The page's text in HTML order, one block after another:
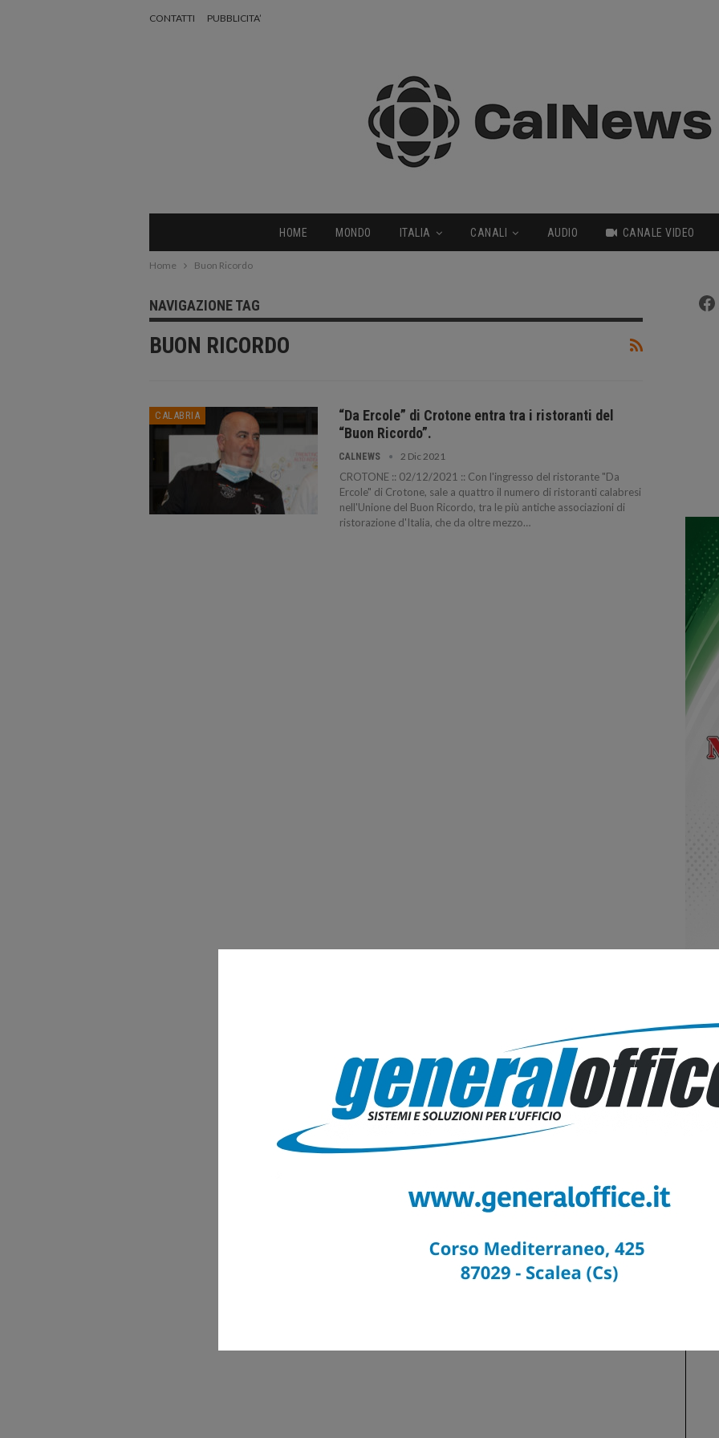
CONTATTI PUBBLICITA’
HOME MONDO ITALIA CANALI AUDIO CANALE VIDEO
Home Buon Ricordo
NAVIGAZIONE TAG
BUON RICORDO
CALABRIA
“Da Ercole” di Crotone entra tra i ristoranti del
“Buon Ricordo”.
CALNEWS 2 Dic 2021
CROTONE :: 02/12/2021 :: Con l'ingresso del ristorante "Da
Ercole" di Crotone, sale a quattro il numero di ristoranti calabresi
nell'Unione del Buon Ricordo, tra le più antiche associazioni di
ristorazione d'Italia, che da oltre mezzo…